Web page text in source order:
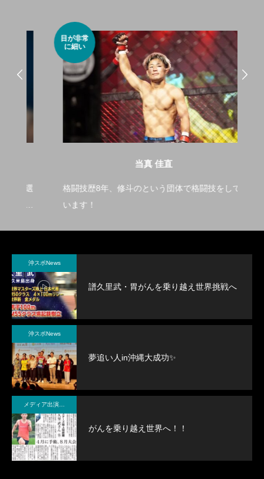
目が非常
に細い
当真 佳直
格闘技歴8年、修斗のという団体で格闘技をして
います！
沖スポNews
譜久里武・胃がんを乗り越え世界挑戦へ
沖スポNews
夢追い人in沖縄大成功✨
がんを乗り越え世界へ！！